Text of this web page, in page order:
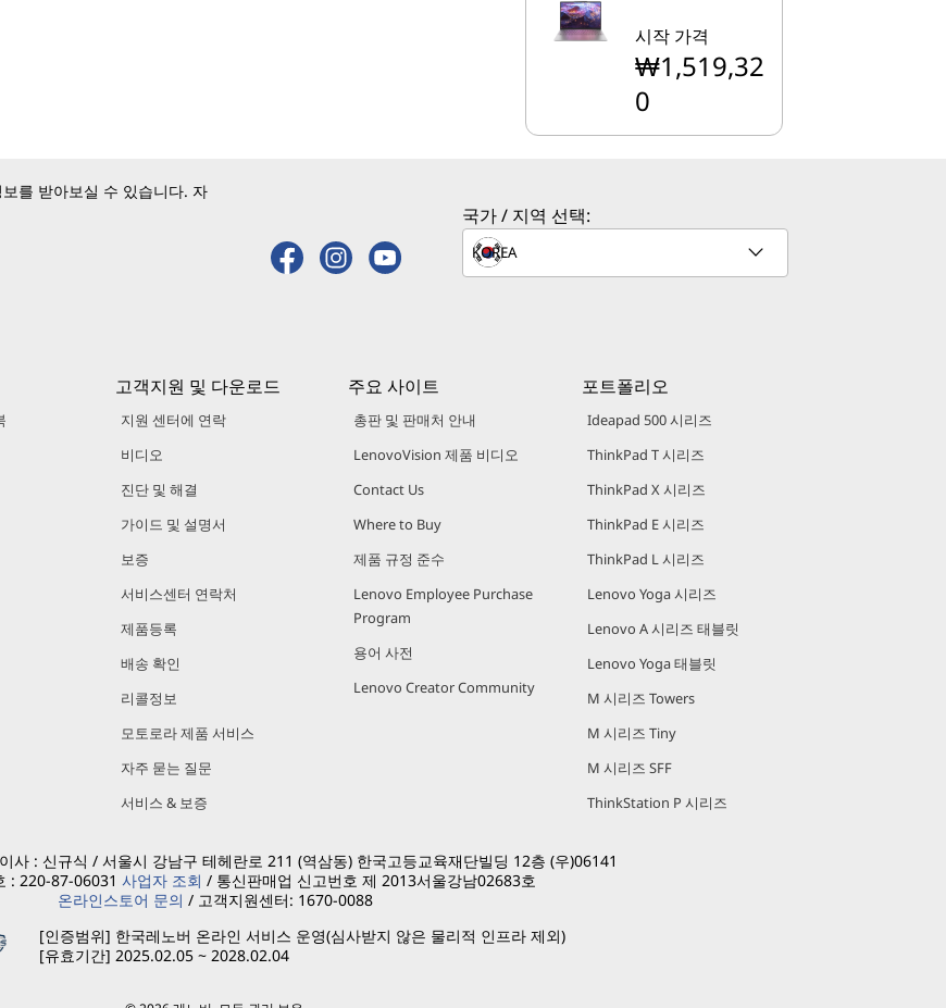
시작 가격
₩1,519,32
0
를 받아보실 수 있습니다. 자
국가 / 지역 선택:
고객지원 및 다운로드
지원 센터에 연락
비디오
진단 및 해결
가이드 및 설명서
보증
서비스센터 연락처
제품등록
배송 확인
리콜정보
모토로라 제품 서비스
자주 묻는 질문
서비스 & 보증
주요 사이트
총판 및 판매처 안내
LenovoVision 제품 비디오
Contact Us
Where to Buy
제품 규정 준수
Lenovo Employee Purchase
Program
용어 사전
Lenovo Creator Community
포트폴리오
Ideapad 500 시리즈
ThinkPad T 시리즈
ThinkPad X 시리즈
ThinkPad E 시리즈
ThinkPad L 시리즈
Lenovo Yoga 시리즈
Lenovo A 시리즈 태블릿
Lenovo Yoga 태블릿
M 시리즈 Towers
M 시리즈 Tiny
M 시리즈 SFF
ThinkStation P 시리즈
사 : 신규식 / 서울시 강남구 테헤란로 211 (역삼동) 한국고등교육재단빌딩 12층 (우)06141
: 220-87-06031 사업자 조회 / 통신판매업 신고번호 제 2013서울강남02683호
온라인스토어 문의 / 고객지원센터: 1670-0088
[인증범위] 한국레노버 온라인 서비스 운영(심사받지 않은 물리적 인프라 제외)
[유효기간] 2025.02.05 ~ 2028.02.04